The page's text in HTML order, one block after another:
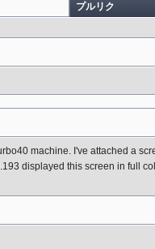
プルリク
machine. I've attached a
displayed this screen in full